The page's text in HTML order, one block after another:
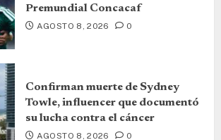
Premundial Concacaf
AGOSTO 8, 2026 0
Confirman muerte de Sydney
Towle, influencer que documentó
su lucha contra el cáncer
AGOSTO 8, 2026 0